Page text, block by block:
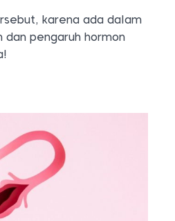
karena ada dalam
dan pengaruh hormon